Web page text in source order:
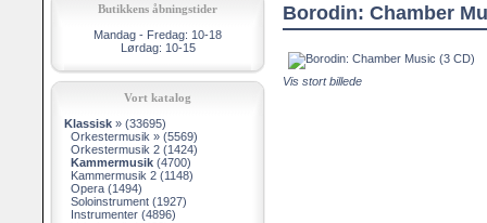
Butikkens åbningstider
Mandag - Fredag: 10-18
Lørdag: 10-15
Vort katalog
Klassisk » (33695)
Orkestermusik » (5569)
Orkestermusik 2 (1424)
Kammermusik (4700)
Kammermusik 2 (1148)
Opera (1494)
Soloinstrument (1927)
Instrumenter (4896)
Borodin: Chamber
Vis stort billede